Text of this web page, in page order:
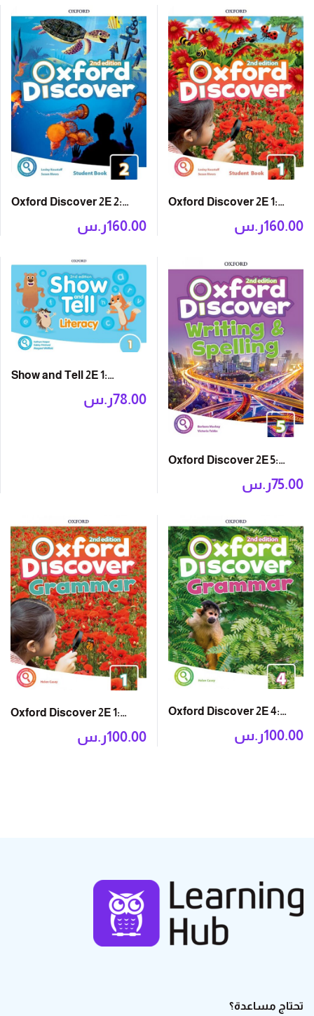
Oxford Discover 2E 1:
Student Book with App
ر.س160.00
Oxford Discover 2E 2:
Student Book with App
ر.س160.00
Oxford Discover 2E 5:
Writing and Spelling
ر.س75.00
Show and Tell 2E 1:
ر.س78.00
Oxford Discover 2E 4:
ر.س100.00
Oxford Discover 2E 1:
ر.س100.00
تحتاج مساعدة؟